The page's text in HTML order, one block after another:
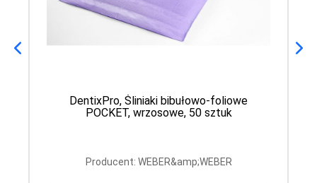
DentixPro, Śliniaki bibułowo-foliowe
POCKET, wrzosowe, 50 sztuk
Producent: WEBER&amp;WEBER